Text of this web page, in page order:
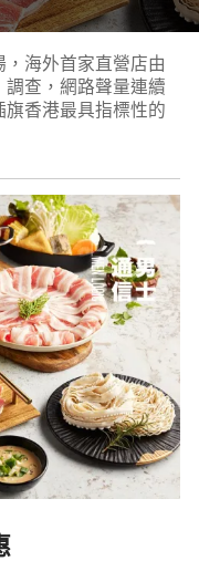
海外首家直營店由
查，網路聲量連續
旗香港最具指標性的